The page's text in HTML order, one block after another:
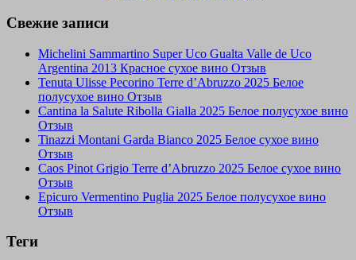
Свежие записи
Michelini Sammartino Super Uco Gualta Valle de Uco
Argentina 2013 Красное сухое вино Отзыв
Tenuta Ulisse Pecorino Terre d’Abruzzo 2025 Белое
полусухое вино Отзыв
Cantina la Salute Ribolla Gialla 2025 Белое полусухое вино
Отзыв
Tinazzi Montani Garda Bianco 2025 Белое сухое вино
Отзыв
Caos Pinot Grigio Terre d’Abruzzo 2025 Белое сухое вино
Отзыв
Epicuro Vermentino Puglia 2025 Белое полусухое вино
Отзыв
Теги